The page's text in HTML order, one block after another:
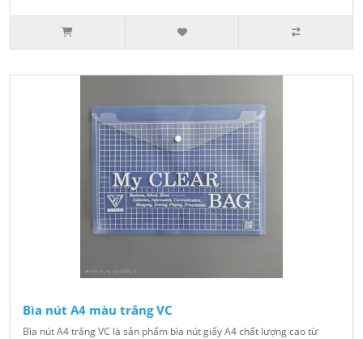
Bìa nút A4 màu trắng VC
Bìa nút A4 trắng VC là sản phẩm bìa nút giấy A4 chất lượng cao từ